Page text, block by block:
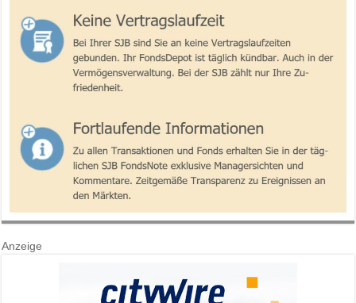
Anzeige